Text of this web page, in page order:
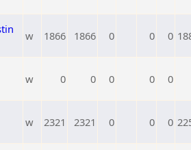
w 1866 1866 0 0 0
w 0 0 0 0 0
w 2321 2321 0 0 0